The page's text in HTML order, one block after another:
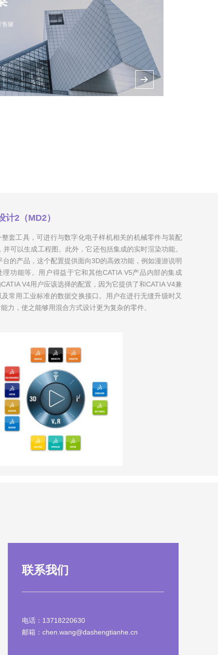
售驱
뀠
联系我们
电话：13718220630
邮箱：chen.wang@dashengtianhe.cn
计2（MD2）
套工具，可进行与数字化电子样机相关的机械零件与装配
并可以生成工程图。此外，它还包括集成的实时渲染功能。
台的产品，这个配置提供面向3D的高效功能，例如漫游说明
理功能等。用户得益于它和其他CATIA V5产品内部的集成
V4用户应该选择的配置，因为它提供了和CATIA V4兼
常用工业标准的数据交换接口。用户在进行无缝升级时又
力，使之能够用混合方式设计更为复杂的零件。